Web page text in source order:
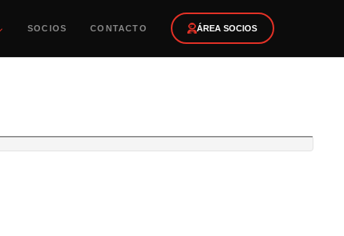
SOCIOS CONTACTO ÁREA SOCIOS